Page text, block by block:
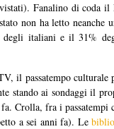
Fanalino di coda
non ha letto
degli italiani e il 31%
il passatempo
stando ai sondaggi il
Crolla, fra i
a sei anni fa). Le